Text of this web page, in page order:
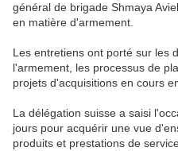
général de brigade Shmaya
en matière d'armement.
Les entretiens ont porté sur les
l'armement, les processus de
projets d'acquisitions en cours
La délégation suisse a saisi
jours pour acquérir une vue
produits et prestations de